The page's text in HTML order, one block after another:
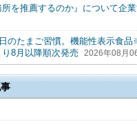
を推薦するのか』について企
のたまご習慣。機能性表示食
8月以降順次発売
2026年08月